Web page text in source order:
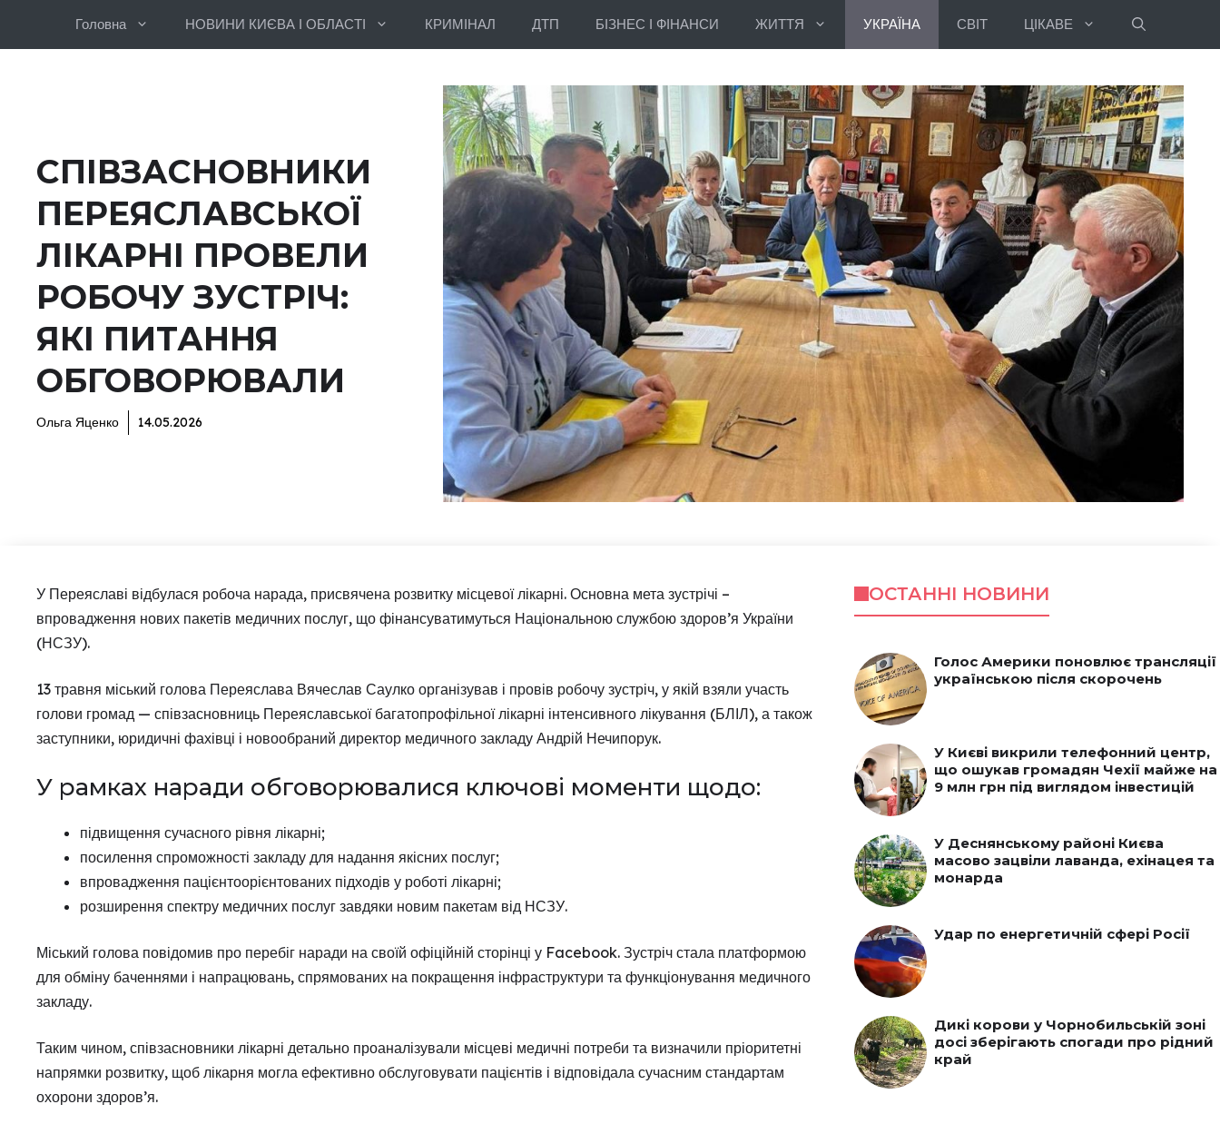
Головна НОВИНИ КИЄВА І ОБЛАСТІ КРИМІНАЛ ДТП БІЗНЕС І ФІНАНСИ ЖИТТЯ УКРАЇНА СВІТ ЦІКАВЕ
СПІВЗАСНОВНИКИ
ПЕРЕЯСЛАВСЬКОЇ
ЛІКАРНІ ПРОВЕЛИ
РОБОЧУ ЗУСТРІЧ:
ЯКІ ПИТАННЯ
ОБГОВОРЮВАЛИ
Ольга Яценко 14.05.2026
У Переяславі відбулася робоча нарада, присвячена розвитку місцевої лікарні. Основна мета зустрічі –
впровадження нових пакетів медичних послуг, що фінансуватимуться Національною службою здоров’я України
(НСЗУ).
13 травня міський голова Переяслава Вячеслав Саулко організував і провів робочу зустріч, у якій взяли участь
голови громад — співзасновниць Переяславської багатопрофільної лікарні інтенсивного лікування (БЛІЛ), а також
заступники, юридичні фахівці і новообраний директор медичного закладу Андрій Нечипорук.
У рамках наради обговорювалися ключові моменти щодо:
підвищення сучасного рівня лікарні;
посилення спроможності закладу для надання якісних послуг;
впровадження пацієнтоорієнтованих підходів у роботі лікарні;
розширення спектру медичних послуг завдяки новим пакетам від НСЗУ.
Міський голова повідомив про перебіг наради на своїй офіційній сторінці у Facebook. Зустріч стала платформою
для обміну баченнями і напрацювань, спрямованих на покращення інфраструктури та функціонування медичного
закладу.
Таким чином, співзасновники лікарні детально проаналізували місцеві медичні потреби та визначили пріоритетні
напрямки розвитку, щоб лікарня могла ефективно обслуговувати пацієнтів і відповідала сучасним стандартам
охорони здоров’я.
ОСТАННІ НОВИНИ
Голос Америки поновлює трансляції
українською після скорочень
У Києві викрили телефонний центр,
що ошукав громадян Чехії майже на
9 млн грн під виглядом інвестицій
У Деснянському районі Києва
масово зацвіли лаванда, ехінацея та
монарда
Удар по енергетичній сфері Росії
Дикі корови у Чорнобильській зоні
досі зберігають спогади про рідний
край